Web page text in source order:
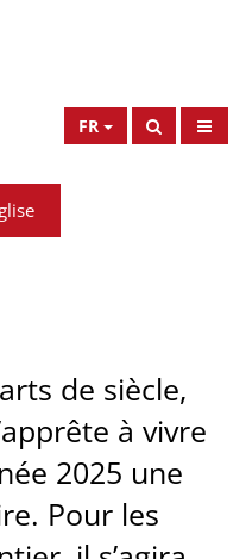
FR
de siècle,
à vivre
2025 une
Pour les